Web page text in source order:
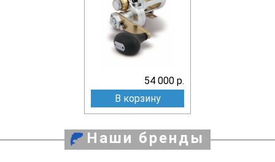
54 000 р.
В корзину
Наши бренды